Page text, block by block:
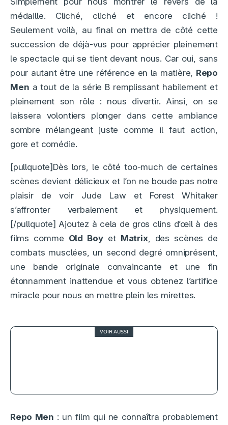
médaille. Cliché, cliché et encore cliché !
Seulement voilà, au final on mettra de côté cette
succession de déjà-vus pour apprécier pleinement
le spectacle qui se tient devant nous. Car oui, sans
pour autant être une référence en la matière, Repo
Men a tout de la série B remplissant habilement et
pleinement son rôle : nous divertir. Ainsi, on se
laissera volontiers plonger dans cette ambiance
sombre mélangeant juste comme il faut action,
gore et comédie.
[pullquote]Dès lors, le côté too-much de certaines
scènes devient délicieux et l’on ne boude pas notre
plaisir de voir Jude Law et Forest Whitaker
s’affronter verbalement et physiquement.
[/pullquote] Ajoutez à cela de gros clins d’œil à des
films comme Old Boyet Matrix, des scènes de
combats musclées, un second degré omniprésent,
une bande originale convaincante et une fin
étonnamment inattendue et vous obtenez l’artifice
miracle pour nous en mettre plein les mirettes.
VOIR AUSSI
Repo Men : un film qui ne connaîtra probablement